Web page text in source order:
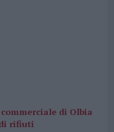
di Olbia
rifiuti